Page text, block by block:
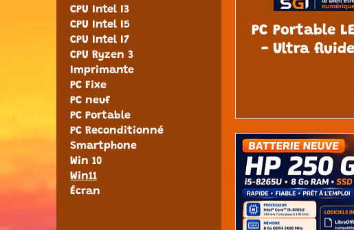
CPU Intel I3
CPU Intel I5
CPU Intel I7
CPU Ryzen 3
Imprimante
PC Fixe
PC neuf
PC Portable
PC Reconditionné
Smartphone
Win 10
Win11
Écran
PC Portable
- Ultra